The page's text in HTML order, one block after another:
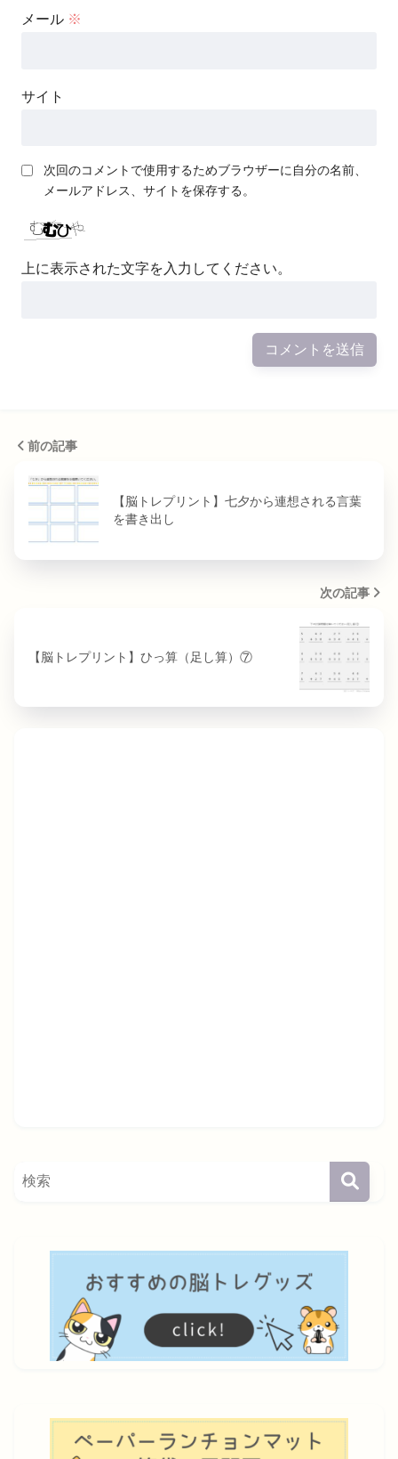
メール ※
サイト
次回のコメントで使用するためブラウザーに自分の名前、
メールアドレス、サイトを保存する。
上に表示された文字を入力してください。
前の記事
【脳トレプリント】七夕から連想される言葉
を書き出し
次の記事
【脳トレプリント】ひっ算（足し算）⑦